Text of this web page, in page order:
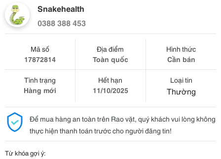
Snakehealth
0388 388 453
Mã số
17872814
Địa điểm
Toàn quốc
Hình thức
Cần bán
Tình trạng
Hàng mới
Hết hạn
11/10/2025
Loại tin
Thường
Để mua hàng an toàn trên Rao vặt, quý khách vui lòng không
thực hiện thanh toán trước cho người đăng tin!
Từ khóa gợi ý: